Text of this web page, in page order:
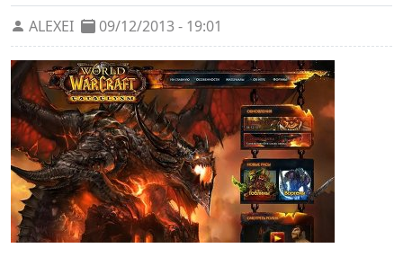
ALEXEI 09/12/2013 - 19:01